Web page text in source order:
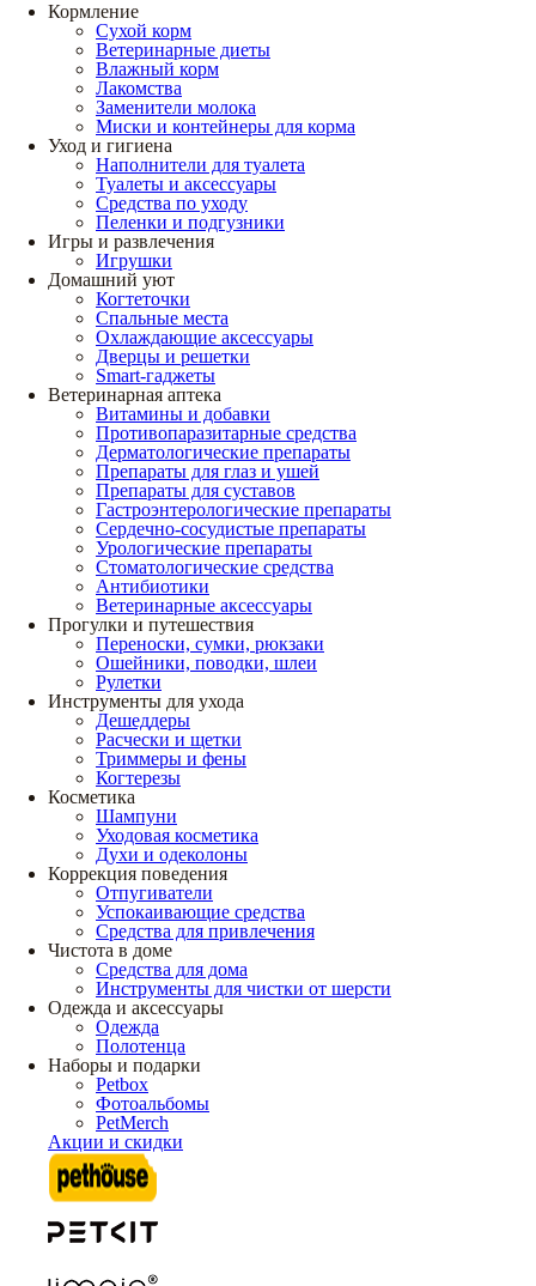
Кормление
Сухой корм
Ветеринарные диеты
Влажный корм
Лакомства
Заменители молока
Миски и контейнеры для корма
Уход и гигиена
Наполнители для туалета
Туалеты и аксессуары
Средства по уходу
Пеленки и подгузники
Игры и развлечения
Игрушки
Домашний уют
Когтеточки
Спальные места
Охлаждающие аксессуары
Дверцы и решетки
Smart-гаджеты
Ветеринарная аптека
Витамины и добавки
Противопаразитарные средства
Дерматологические препараты
Препараты для глаз и ушей
Препараты для суставов
Гастроэнтерологические препараты
Сердечно-сосудистые препараты
Урологические препараты
Стоматологические средства
Антибиотики
Ветеринарные аксессуары
Прогулки и путешествия
Переноски, сумки, рюкзаки
Ошейники, поводки, шлеи
Рулетки
Инструменты для ухода
Дешеддеры
Расчески и щетки
Триммеры и фены
Когтерезы
Косметика
Шампуни
Уходовая косметика
Духи и одеколоны
Коррекция поведения
Отпугиватели
Успокаивающие средства
Средства для привлечения
Чистота в доме
Средства для дома
Инструменты для чистки от шерсти
Одежда и аксессуары
Одежда
Полотенца
Наборы и подарки
Petbox
Фотоальбомы
PetMerch
Акции и скидки